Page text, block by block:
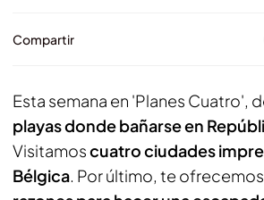
Compartir
Esta semana en 'Planes Cuatro',
playas donde bañarse en
Visitamoscuatro ciudades
Bélgica. Por último, te